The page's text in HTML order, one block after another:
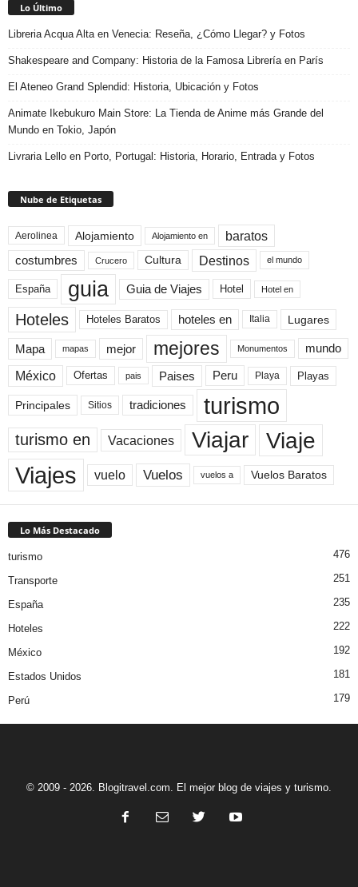
Lo Último
Libreria Acqua Alta en Venecia: Reseña, ¿Cómo Llegar? y Fotos
Shakespeare and Company: Historia de la Famosa Librería en París
El Ateneo Grand Splendid: Historia, Ubicación y Fotos
Animate Ikebukuro Main Store: La Tienda de Anime más Grande del
Mundo en Tokio, Japón
Livraria Lello en Porto, Portugal: Historia, Horario, Entrada y Fotos
Nube de Etiquetas
Aerolinea Alojamiento Alojamiento en baratos
costumbres Crucero Cultura Destinos el mundo
España guia Guia de Viajes Hotel Hotel en
Hoteles Hoteles Baratos hoteles en Italia Lugares
Mapa mapas mejor mejores Monumentos mundo
México Ofertas pais Paises Peru Playa Playas
Principales Sitios tradiciones turismo
turismo en Vacaciones Viajar Viaje
Viajes vuelo Vuelos vuelos a Vuelos Baratos
Lo Más Destacado
turismo 476
Transporte 251
España 235
Hoteles 222
México 192
Estados Unidos 181
Perú 179
© 2009 - 2026. Blogitravel.com. El mejor blog de viajes y turismo.